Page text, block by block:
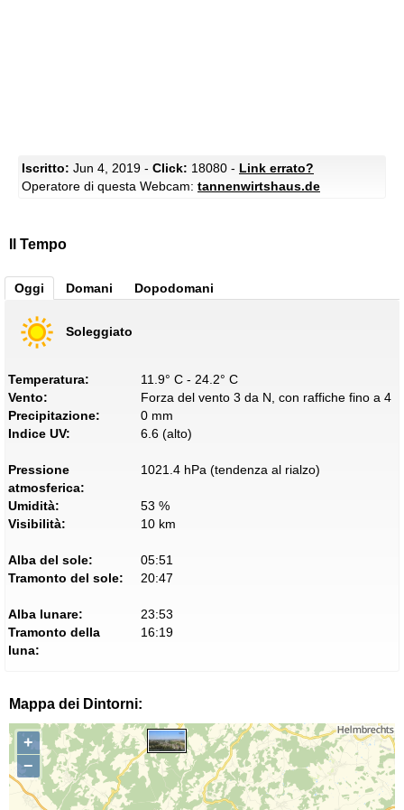
Iscritto: Jun 4, 2019 - Click: 18080 - Link errato?
Operatore di questa Webcam: tannenwirtshaus.de
Il Tempo
Oggi Domani Dopodomani
Soleggiato
Temperatura:
11.9° C - 24.2° C
Vento:
Forza del vento 3 da N, con raffiche fino a 4
Precipitazione:
0 mm
Indice UV:
6.6 (alto)
Pressione
atmosferica:
1021.4 hPa (tendenza al rialzo)
Umidità:
53 %
Visibilità:
10 km
Alba del sole:
05:51
Tramonto del sole:
20:47
Alba lunare:
23:53
Tramonto della
luna:
16:19
Mappa dei Dintorni:
+
−